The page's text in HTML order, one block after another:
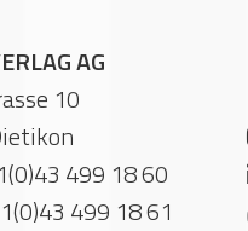
AG
10
499 18 60
499 18 61